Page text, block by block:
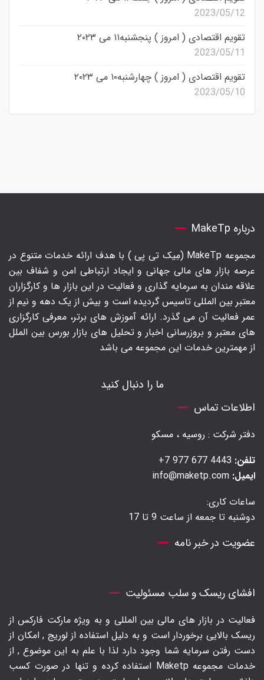
2023/05/12
تقویم اقتصادی ( امروز ) پنجشنبه۱۱ می ۲۰۲۳
2023/05/11
تقویم اقتصادی ( امروز ) چهارشنبه۱۰ می ۲۰۲۳
2023/05/10
درباره MakeTp
مجموعه MakeTp (مِیک تی پی ) با هدف ارائه خدمات متنوع در
عرصه بازار های مالی جهانی و ایجاد ارتباطی امن و شفاف بین
علاقه مندان به سرمایه گذاری و فعالیت در این بازار ها و کارگزاران
معتبر بین المللی تاسیس گردیده است و بیش از یک دهه و نیم از
عمر فعالیت آن می گذرد. ارائه آموزش های برتر‍، معرفی کارگزاری
های معتبر و بروزرسانی اخبار و تحلیل های بازار بورس بین الملل
از مهمترین خدمات این مجموعه می باشد
ما را دنبال کنید
اطلاعات تماس
دفتر شرکت : روسیه ، مسکو
تلفن:
ایمیل:
ساعات کاری:
دوشنبه تا جمعه از ساعت 9 تا 17
عضویت در خبر نامه
افشای ریسک و سلب مسئولیت
فعالیت در بازار های مالی بین المللی و به ویژه مارکت فارکس از
ریسک بالایی برخوردار است و به دلیل استفاده از لوریج , امکان از
دست رفتن سرمایه شما وجود دارد لذا با علم به این موضوع , از
خدمات مجموعه Maketp استفاده کرده و تنها در صورت کسب